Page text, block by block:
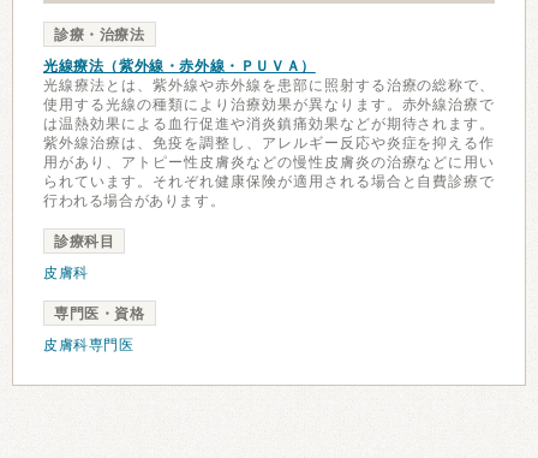
診療・治療法
光線療法（紫外線・赤外線・ＰＵＶＡ）
光線療法とは、紫外線や赤外線を患部に照射する治療の総称で、
使用する光線の種類により治療効果が異なります。赤外線治療で
は温熱効果による血行促進や消炎鎮痛効果などが期待されます。
紫外線治療は、免疫を調整し、アレルギー反応や炎症を抑える作
用があり、アトピー性皮膚炎などの慢性皮膚炎の治療などに用い
られています。それぞれ健康保険が適用される場合と自費診療で
行われる場合があります。
診療科目
皮膚科
専門医・資格
皮膚科専門医